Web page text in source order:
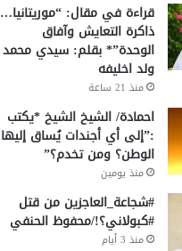
قراءة في مقال: “موريتانيا…
ذاكرة التعايش وآفاق
الوحدة”* بقلم: سيدي محمد
ولد اخليفه
منذ 21 ساعة
احمادة/ الشيخ الشيخ *يكتب
:”إلى أي أجندات يُساق إليها
الوطن؟ ومن تخدم؟”
منذ يومين
#شجاعة_العاجزين من قتل
#كبولاني؟!/محفوظ الحنفي
منذ 3 أيام